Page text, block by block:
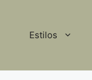
Estilos